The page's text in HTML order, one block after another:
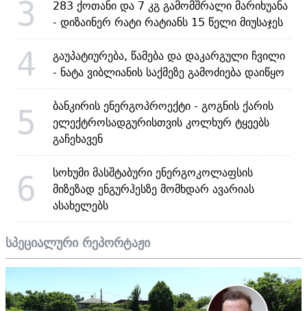
3
283 ქოთანი და 7 კგ გამომშრალი მარიხუანა
- დიზაინერ რატი რატიანს 15 წელი მიუსაჯეს
4
გაუპატიურება, წამება და დაკარგული ჩვილი
- ნატა ვიბლიანის საქმეზე გამოძიება დაიწყო
5
ბანკირის ენერგოპროექტი - გოგნის ქარის
ელექტროსადგურისთვის კოლხურ ტყეებს
გაჩეხავენ
6
სოხუმი მასშტაბური ენერგოკოლაფსის
მიზეზად ენგურჰესზე მომხდარ ავარიას
ასახელებს
სპეციალური რეპორტაჟი